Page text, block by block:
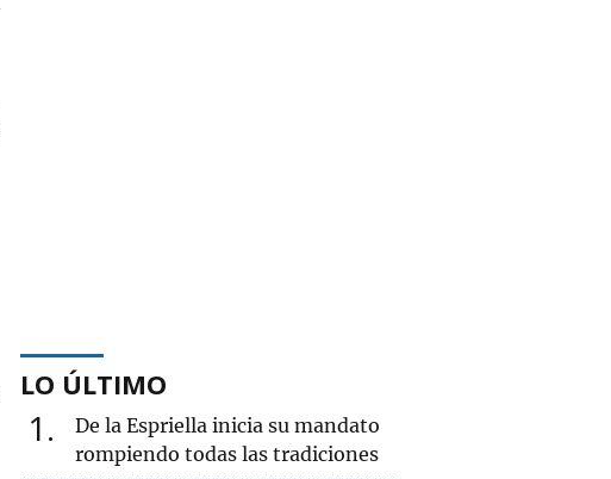
LO ÚLTIMO
1
De la Espriella inicia su mandato
rompiendo todas las tradiciones